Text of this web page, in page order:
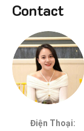
Contact
Điện Thoại: